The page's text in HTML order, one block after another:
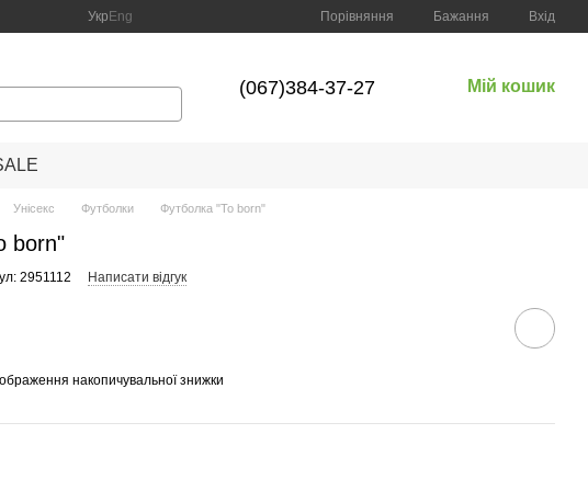
Укр Eng Порівняння Бажання Вхід
(067)384-37-27 Мій кошик
Унісекс Футболки Футболка "To born"
born"
2951112 Написати відгук
накопичувальної знижки